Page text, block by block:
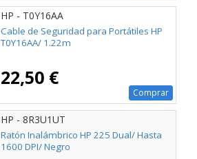
HP - T0Y16AA
Cable de Seguridad para Portátiles HP
T0Y16AA/ 1.22m
22,50 €
Comprar
HP - 8R3U1UT
Ratón Inalámbrico HP 225 Dual/ Hasta
1600 DPI/ Negro